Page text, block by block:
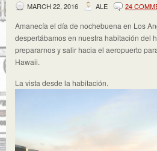
MARCH 22, 2016
ALE 24
Amanecía el día de nochebuena en Los
despertábamos en nuestra habitación del
prepararnos y salir hacia el aeropuerto
Hawaii.
La vista desde la habitación.